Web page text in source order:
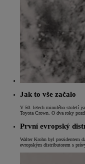
Od399 000 Kč s DPH
vč. zvýhodnění20 000 Kč
a bonusu za výkup50 000
Yaris Cross
Jak to vše začalo
V 50. letech minulého století
Toyota Crown. O dva roky
První evropský
Walter Krohn byl prezidentem
evropským distributorem s